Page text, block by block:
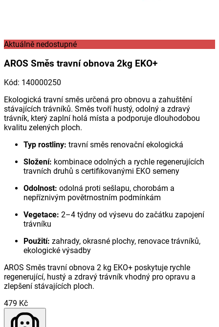
Aktuálně nedostupné
AROS Směs travní obnova 2kg EKO+
Kód: 140000250
Ekologická travní směs určená pro obnovu a zahuštění
stávajících trávníků. Směs tvoří hustý, odolný a zdravý
trávník, který zaplní holá místa a podporuje dlouhodobou
kvalitu zelených ploch.
Typ rostliny: travní směs renovační ekologická
Složení: kombinace odolných a rychle regenerujících
travních druhů s certifikovanými EKO semeny
Odolnost: odolná proti sešlapu, chorobám a
nepříznivým povětrnostním podmínkám
Vegetace: 2–4 týdny od výsevu do začátku zapojení
trávníku
Použití: zahrady, okrasné plochy, renovace trávníků,
ekologické výsadby
AROS Směs travní obnova 2 kg EKO+ poskytuje rychle
regenerující, hustý a zdravý trávník vhodný pro opravu a
zlepšení stávajících ploch.
479 Kč